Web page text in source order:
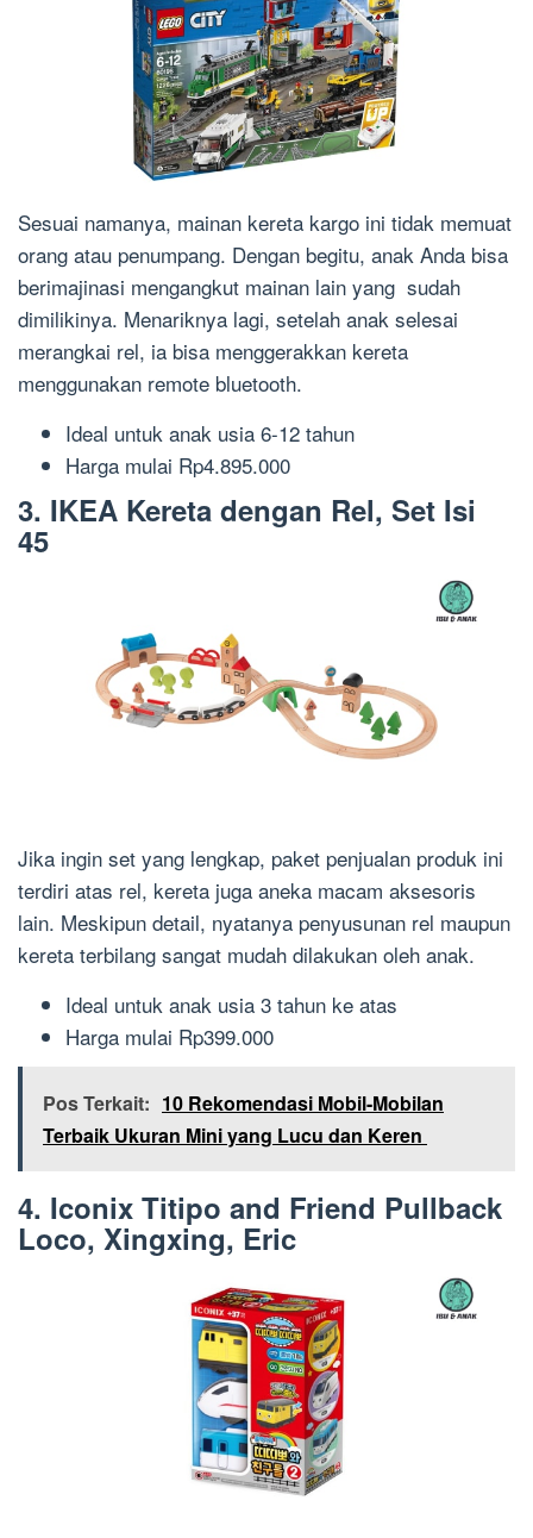
Sesuai namanya, mainan kereta kargo ini tidak memuat
orang atau penumpang. Dengan begitu, anak Anda bisa
berimajinasi mengangkut mainan lain yang sudah
dimilikinya. Menariknya lagi, setelah anak selesai
merangkai rel, ia bisa menggerakkan kereta
menggunakan remote bluetooth.
Ideal untuk anak usia 6-12 tahun
Harga mulai Rp4.895.000
3. IKEA Kereta dengan Rel, Set Isi
45
Jika ingin set yang lengkap, paket penjualan produk ini
terdiri atas rel, kereta juga aneka macam aksesoris
lain. Meskipun detail, nyatanya penyusunan rel maupun
kereta terbilang sangat mudah dilakukan oleh anak.
Ideal untuk anak usia 3 tahun ke atas
Harga mulai Rp399.000
Pos Terkait: 10 Rekomendasi Mobil-Mobilan
Terbaik Ukuran Mini yang Lucu dan Keren
4. Iconix Titipo and Friend Pullback
Loco, Xingxing, Eric